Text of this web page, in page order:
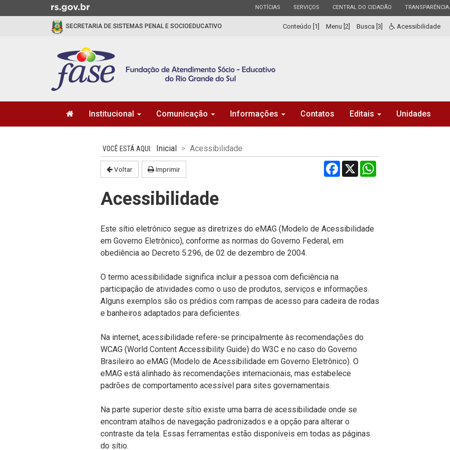
para
Ir
a
ESTADO
NOTÍCIAS ESTADO
SERVIÇOS ESTADO
CENTRAL DO CIDADÃO ESTADO
TRANSPARÊNCIA
SECRETARIA DE SISTEMAS PENAL E SOCIOEDUCATIVO Conteúdo [1] Menu [2] Busca [3] Acessibilidade
Institucional Comunicação Informações Contatos Editais
Unidades
Inicial Acessibilidade
Voltar Imprimir Facebook
X WhatsApp
Acessibilidade
Este sítio eletrônico segue as diretrizes do eMAG (Modelo de Acessibilidade
em Governo Eletrônico), conforme as normas do Governo Federal, em
obediência ao Decreto 5.296, de 02 de dezembro de 2004.
O termo acessibilidade significa incluir a pessoa com deficiência na
participação de atividades como o uso de produtos, serviços e informações.
Alguns exemplos são os prédios com rampas de acesso para cadeira de rodas
e banheiros adaptados para deficientes.
Na internet, acessibilidade refere-se principalmente às recomendações do
WCAG (World Content Accessibility Guide) do W3C e no caso do Governo
Brasileiro ao eMAG (Modelo de Acessibilidade em Governo Eletrônico). O
eMAG está alinhado às recomendações internacionais, mas estabelece
padrões de comportamento acessível para sites governamentais.
Na parte superior deste sítio existe uma barra de acessibilidade onde se
encontram atalhos de navegação padronizados e a opção para alterar o
contraste da tela. Essas ferramentas estão disponíveis em todas as páginas
do sítio.